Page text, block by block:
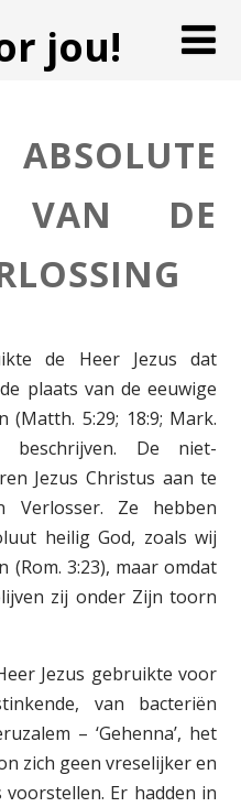
jou!
VAN DE
de Heer Jezus dat
plaats van de eeuwige
5:29; 18:9; Mark.
beschrijven. De niet-
Jezus Christus aan te
Ze hebben
heilig God, zoals wij
(Rom. 3:23), maar omdat
zij onder Zijn toorn
Jezus gebruikte voor
van bacteriën
– ‘Gehenna’, het
zich geen vreselijker en
Er hadden in